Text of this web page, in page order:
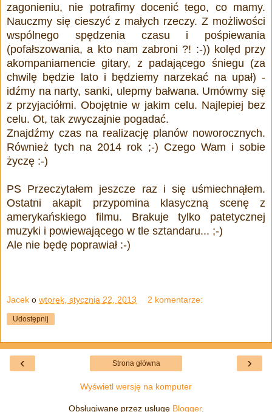
zagonieniu, nie potrafimy docenić tego, co mamy.
Nauczmy się cieszyć z małych rzeczy. Z możliwości
wspólnego spędzenia czasu i pośpiewania
(pofałszowania, a kto nam zabroni ?! :-)) kolęd przy
akompaniamencie gitary, z padającego śniegu (za
chwilę będzie lato i będziemy narzekać na upał) -
idźmy na narty, sanki, ulepmy bałwana. Umówmy się
z przyjaciółmi. Obojętnie w jakim celu. Najlepiej bez
celu. Ot, tak zwyczajnie pogadać.
Znajdźmy czas na realizację planów noworocznych.
Również tych na 2014 rok ;-) Czego Wam i sobie
życzę :-)
PS Przeczytałem jeszcze raz i się uśmiechnąłem.
Ostatni akapit przypomina klasyczną scenę z
amerykańskiego filmu. Brakuje tylko patetycznej
muzyki i powiewającego w tle sztandaru... ;-)
Ale nie będę poprawiał :-)
Jacek o wtorek, stycznia 22, 2013 2 komentarze:
Udostępnij
‹ ›
Strona główna
Wyświetl wersję na komputer
Obsługiwane przez usługę Blogger.